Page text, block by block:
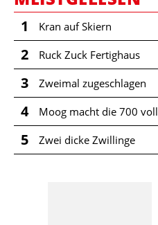
1 Kran auf Skiern
2 Ruck Zuck Fertighaus
3 Zweimal zugeschlagen
4 Moog macht die 700 voll
5 Zwei dicke Zwillinge